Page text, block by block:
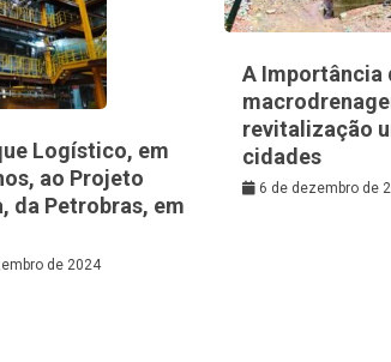
Logístico, em
ao Projeto
da Petrobras, em
de 2024
A Importância
revitalização
cidades
6 de dezembro de